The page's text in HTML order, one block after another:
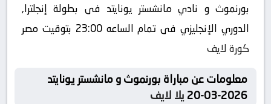
بورنموث و نادي مانشستر يونايتد فى بطولة إنجلترا,
الدوري الإنجليزي فى تمام الساعه 23:00 بتوقيت مصر
كورة لايف
معلومات عن مباراة بورنموث و مانشستر يونايتد
2026-03-20
يلا لايف